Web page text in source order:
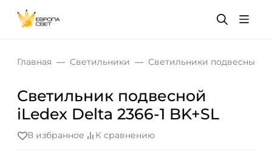
Главная Светильники Светильники подвесные
Светильник подвесной
iLedex Delta 2366-1 BK+SL
В избранное К сравнению